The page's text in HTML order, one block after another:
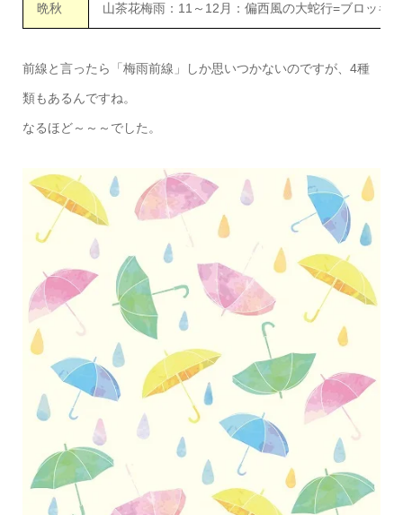
晩秋 山茶花梅雨：11～12月：偏西風の大蛇行=ブロッキ
前線と言ったら「梅雨前線」しか思いつかないのですが、4種
類もあるんですね。
なるほど～～～でした。